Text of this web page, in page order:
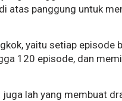
atas panggung untuk
yaitu setiap episode
120 episode, dan
juga lah yang membuat